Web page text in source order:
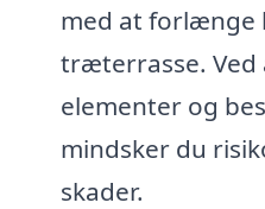
med at forlænge
træterrasse. Ved
elementer og
mindsker du
skader.